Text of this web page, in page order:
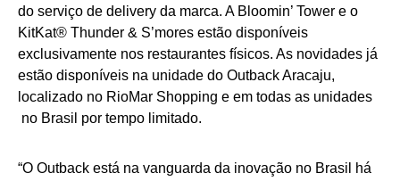
do serviço de delivery da marca. A Bloomin’ Tower e o
KitKat® Thunder & S’mores estão disponíveis
exclusivamente nos restaurantes físicos. As novidades já
estão disponíveis na unidade do Outback Aracaju,
localizado no RioMar Shopping e em todas as unidades
no Brasil por tempo limitado.
“O Outback está na vanguarda da inovação no Brasil há